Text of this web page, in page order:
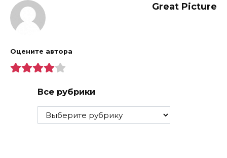
Great Picture
Оцените автора
Все рубрики
Все
рубрики